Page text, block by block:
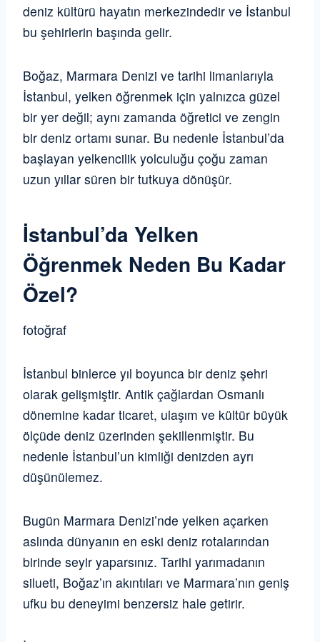
deniz kültürü hayatın merkezindedir ve İstanbul
bu şehirlerin başında gelir.
Boğaz, Marmara Denizi ve tarihi limanlarıyla
İstanbul, yelken öğrenmek için yalnızca güzel
bir yer değil; aynı zamanda öğretici ve zengin
bir deniz ortamı sunar. Bu nedenle İstanbul’da
başlayan yelkencilik yolculuğu çoğu zaman
uzun yıllar süren bir tutkuya dönüşür.
İstanbul’da Yelken
Öğrenmek Neden Bu Kadar
Özel?
fotoğraf
İstanbul binlerce yıl boyunca bir deniz şehri
olarak gelişmiştir. Antik çağlardan Osmanlı
dönemine kadar ticaret, ulaşım ve kültür büyük
ölçüde deniz üzerinden şekillenmiştir. Bu
nedenle İstanbul’un kimliği denizden ayrı
düşünülemez.
Bugün Marmara Denizi’nde yelken açarken
aslında dünyanın en eski deniz rotalarından
birinde seyir yaparsınız. Tarihi yarımadanın
silueti, Boğaz’ın akıntıları ve Marmara’nın geniş
ufku bu deneyimi benzersiz hale getirir.